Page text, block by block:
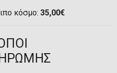
κόσμο: 35,00€